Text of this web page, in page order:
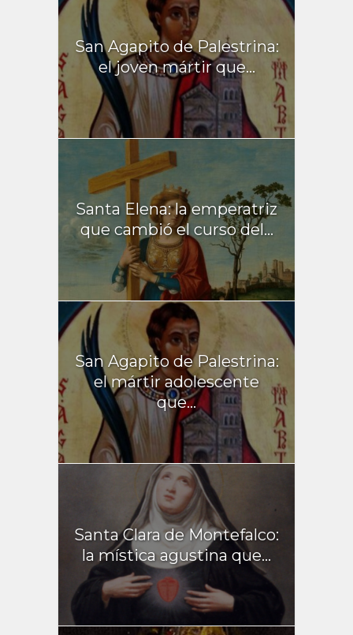
San Agapito de Palestrina:
el joven mártir que...
Santa Elena: la emperatriz
que cambió el curso del...
San Agapito de Palestrina:
el mártir adolescente
que...
Santa Clara de Montefalco:
la mística agustina que...